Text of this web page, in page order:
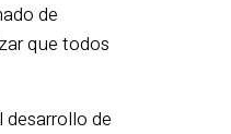
de
que todos
desarrollo de